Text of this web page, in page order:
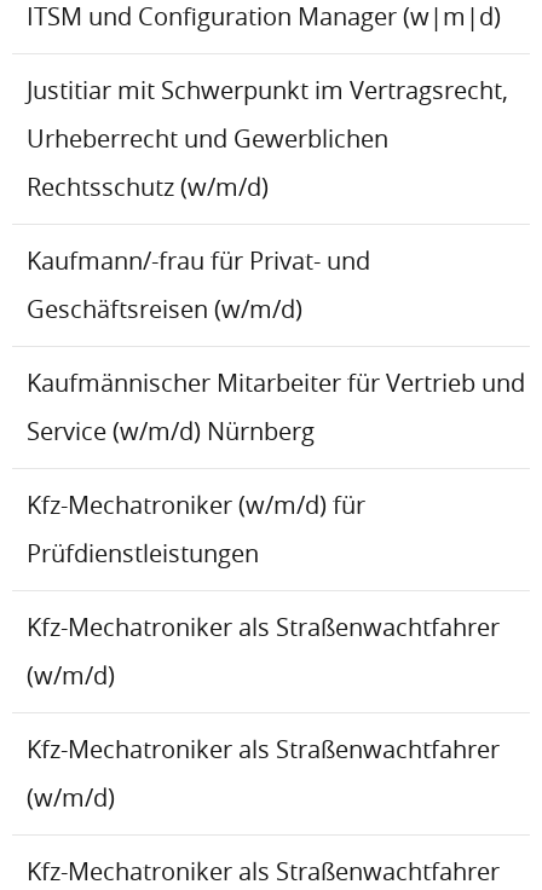
ITSM und Configuration Manager (w|m|d)
Justitiar mit Schwerpunkt im Vertragsrecht,
Urheberrecht und Gewerblichen
Rechtsschutz (w/m/d)
Kaufmann/-frau für Privat- und
Geschäftsreisen (w/m/d)
Kaufmännischer Mitarbeiter für Vertrieb und
Service (w/m/d) Nürnberg
Kfz-Mechatroniker (w/m/d) für
Prüfdienstleistungen
Kfz-Mechatroniker als Straßenwachtfahrer
(w/m/d)
Kfz-Mechatroniker als Straßenwachtfahrer
(w/m/d)
Kfz-Mechatroniker als Straßenwachtfahrer